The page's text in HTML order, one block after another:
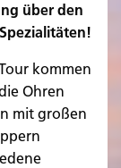
über den
kommen
Ohren
mit großen